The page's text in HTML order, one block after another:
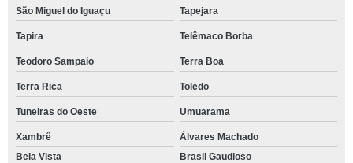
São Miguel do Iguaçu Tapejara
Tapira Telêmaco Borba
Teodoro Sampaio Terra Boa
Terra Rica Toledo
Tuneiras do Oeste Umuarama
Xambrê
Álvares Machado
Bela Vista
Brasil Gaudioso